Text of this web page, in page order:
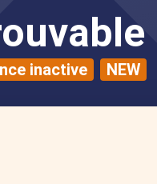
inactive NEW